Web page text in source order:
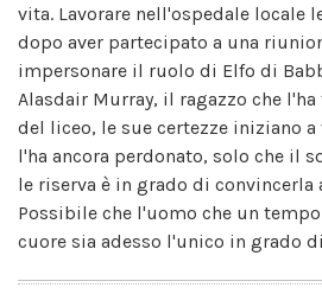
vita. Lavorare nell'ospedale locale
dopo aver partecipato a una
impersonare il ruolo di Elfo di
Alasdair Murray, il ragazzo che
del liceo, le sue certezze iniziano a
l'ha ancora perdonato, solo che il
le riserva è in grado di convincerla
Possibile che l'uomo che un
cuore sia adesso l'unico in grado